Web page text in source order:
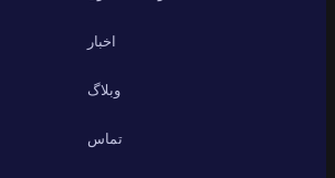
اخبار
وبلاگ
تماس